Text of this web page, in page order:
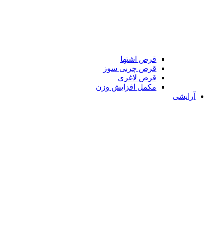
قرص اشتها
قرص چربی سوز
قرص لاغری
مکمل افزایش وزن
آرایشی